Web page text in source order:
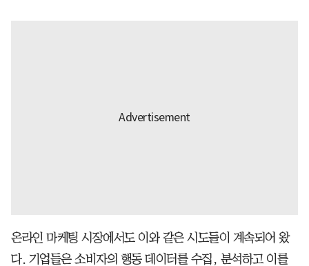
온라인 마케팅 시장에서도 이와 같은 시도들이 계속되어 왔
다. 기업들은 소비자의 행동 데이터를 수집, 분석하고 이를